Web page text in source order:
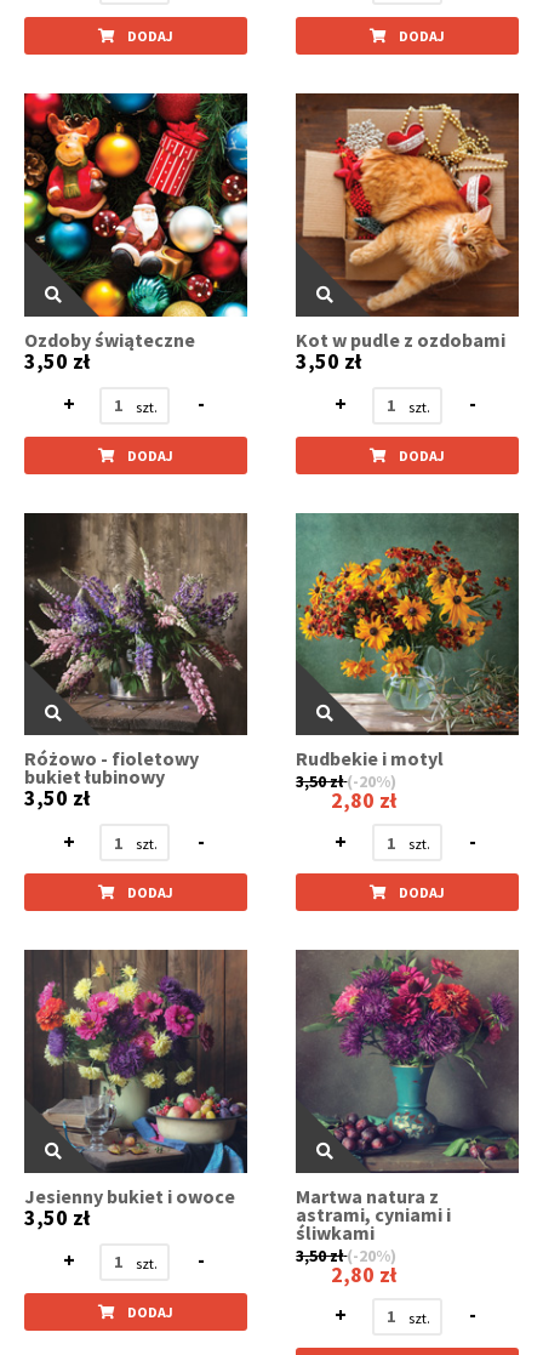
DODAJ DODAJ
Ozdoby świąteczne
3,50 zł
+
-
DODAJ
Kot w pudle z ozdobami
3,50 zł
+
-
DODAJ
Różowo - fioletowy
bukiet łubinowy
3,50 zł
+
-
DODAJ
Rudbekie i motyl
3,50 zł(-20%)
2,80 zł
+
-
DODAJ
Jesienny bukiet i owoce
3,50 zł
+
-
DODAJ
Martwa natura z
astrami, cyniami i
śliwkami
3,50 zł(-20%)
2,80 zł
+
-